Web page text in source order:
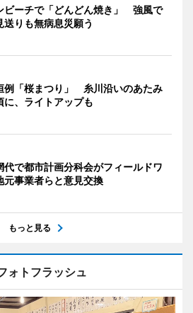
ビーチで「どんどん焼き」 強風で
送りも無病息災願う
例「桜まつり」 糸川沿いのあたみ
に、ライトアップも
代で都市計画分科会がフィールドワ
事業者らと意見交換
もっと見る
ォトフラッシュ